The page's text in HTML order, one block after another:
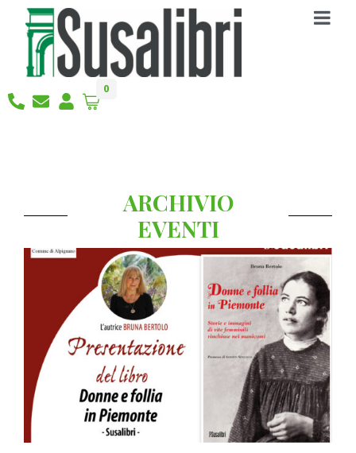
0
ARCHIVIO
EVENTI